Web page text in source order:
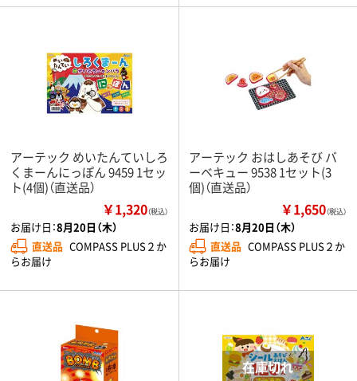
アーテック めいたんていしろ
くまーんにっぽん 9459 1セッ
ト(4個)（直送品）
￥1,320（税込）
お届け日：8月20日（木）
直送品 COMPASS PLUS２か
らお届け
アーテック おはしあそび バ
ーベキュー 9538 1セット(3
個)（直送品）
￥1,650（税込）
お届け日：8月20日（木）
直送品 COMPASS PLUS２か
らお届け